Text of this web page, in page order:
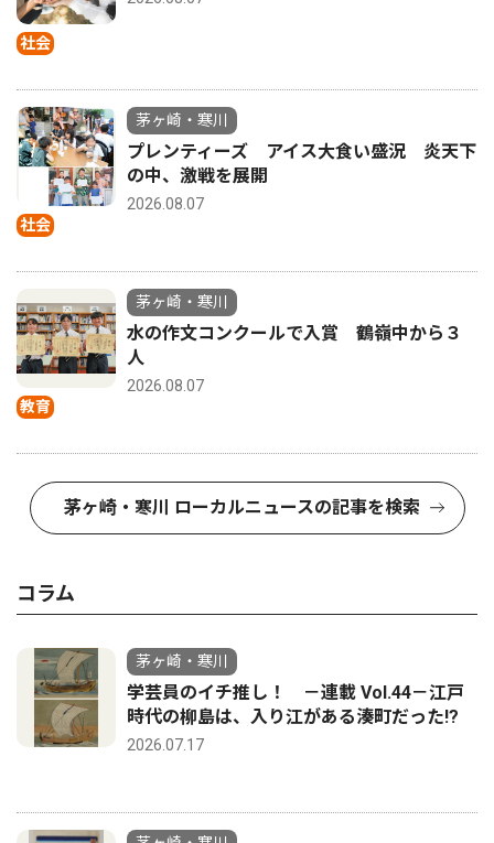
社会
社会
茅ヶ崎・寒川
プレンティーズ アイス大食い盛況 炎天下
の中、激戦を展開
2026.08.07
教育
茅ヶ崎・寒川
水の作文コンクールで入賞 鶴嶺中から３
人
2026.08.07
茅ヶ崎・寒川 ローカルニュースの記事を検索
コラム
茅ヶ崎・寒川
学芸員のイチ推し！ －連載 Vol.44－江戸
時代の柳島は、入り江がある湊町だった!?
2026.07.17